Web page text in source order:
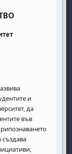
и
да
във
създава